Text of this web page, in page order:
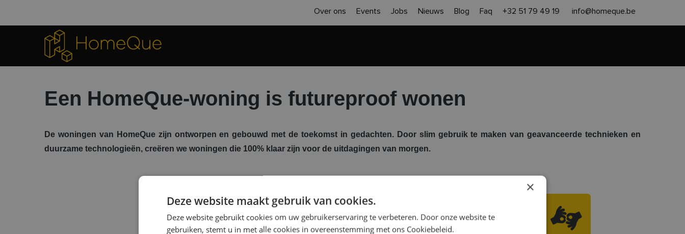
Over ons Events Jobs Nieuws Blog Faq +32 51 79 49 19 info@homeque.be
Een HomeQue-woning is futureproof wonen
De woningen van HomeQue zijn ontworpen en gebouwd met de toekomst in gedachten. Door slim gebruik te maken van geavanceerde technieken en
duurzame technologieën, creëren we woningen die 100% klaar zijn voor de uitdagingen van morgen.
×
Deze website maakt gebruik van cookies.
Deze website gebruikt cookies om uw gebruikerservaring te verbeteren. Door onze website te
gebruiken, stemt u in met alle cookies in overeenstemming met ons Cookiebeleid.